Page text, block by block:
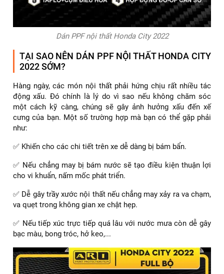
Dán PPF nội thất Honda City 2022
TẠI SAO NÊN DÁN PPF NỘI THẤT HONDA CITY
2022 SỚM?
Hàng ngày, các món nội thất phải hứng chịu rất nhiều tác
động xấu. Đó chính là lý do vì sao nếu không chăm sóc
một cách kỹ càng, chúng sẽ gây ảnh hưởng xấu đến xế
cưng của bạn. Một số trường hợp mà bạn có thể gặp phải
như:
✅ Khiến cho các chi tiết trên xe dễ dàng bị bám bẩn.
✅ Nếu chẳng may bị bám nước sẽ tạo điều kiện thuận lợi
cho vi khuẩn, nấm mốc phát triển.
✅ Dễ gây trầy xước nội thất nếu chẳng may xảy ra va chạm,
va quẹt trong không gian xe chật hẹp.
✅ Nếu tiếp xúc trực tiếp quá lâu với nước mưa còn dễ gây
bạc màu, bong tróc, hở keo,...